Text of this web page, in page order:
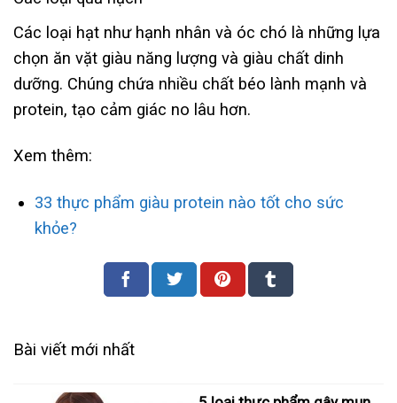
Các loại hạt như hạnh nhân và óc chó là những lựa
chọn ăn vặt giàu năng lượng và giàu chất dinh
dưỡng. Chúng chứa nhiều chất béo lành mạnh và
protein, tạo cảm giác no lâu hơn.
Xem thêm:
33 thực phẩm giàu protein nào tốt cho sức
khỏe?
Bài viết mới nhất